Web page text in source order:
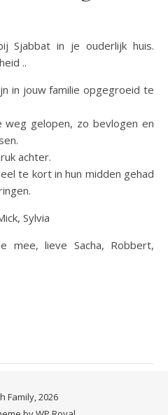
Sjabbat in je ouderlijk huis.
..
in jouw familie opgegroeid te
gelopen, zo bevlogen en
achter.
te kort in hun midden gehad
Sylvia
mee, lieve Sacha, Robbert,
Family, 2026